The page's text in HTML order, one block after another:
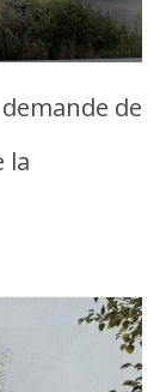
de
la